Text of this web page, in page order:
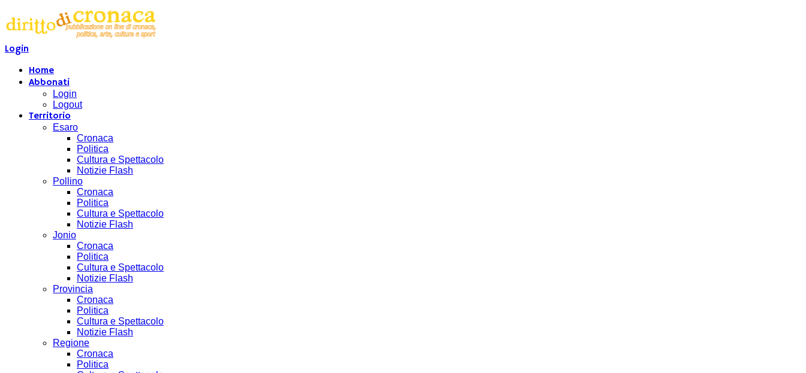
Login
Home
Abbonati
Login
Logout
Territorio
Esaro
Cronaca
Politica
Cultura e Spettacolo
Notizie Flash
Pollino
Cronaca
Politica
Cultura e Spettacolo
Notizie Flash
Jonio
Cronaca
Politica
Cultura e Spettacolo
Notizie Flash
Provincia
Cronaca
Politica
Cultura e Spettacolo
Notizie Flash
Regione
Cronaca
Politica